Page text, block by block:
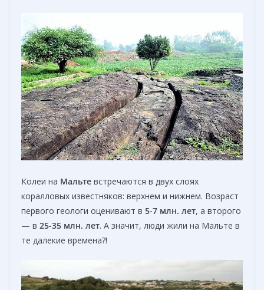
Колеи на Мальте встречаются в двух слоях
коралловых известняков: верхнем и нижнем. Возраст
первого геологи оценивают в 5-7 млн. лет, а второго
— в 25-35 млн. лет. А значит, люди жили на Мальте в
те далекие времена?!